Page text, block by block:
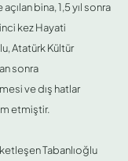
bina, 1,5 yıl sonra
kez Hayati
Atatürk Kültür
sonra
ve dış hatlar
etmiştir.
Tabanlıoğlu